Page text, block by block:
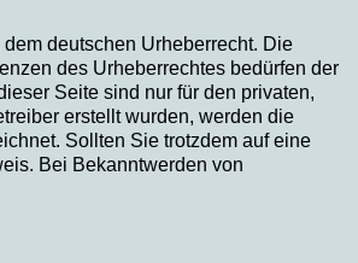
deutschen Urheberrecht. Die
des Urheberrechtes bedürfen der
Seite sind nur für den privaten,
erstellt wurden, werden die
Sollten Sie trotzdem auf eine
Bei Bekanntwerden von